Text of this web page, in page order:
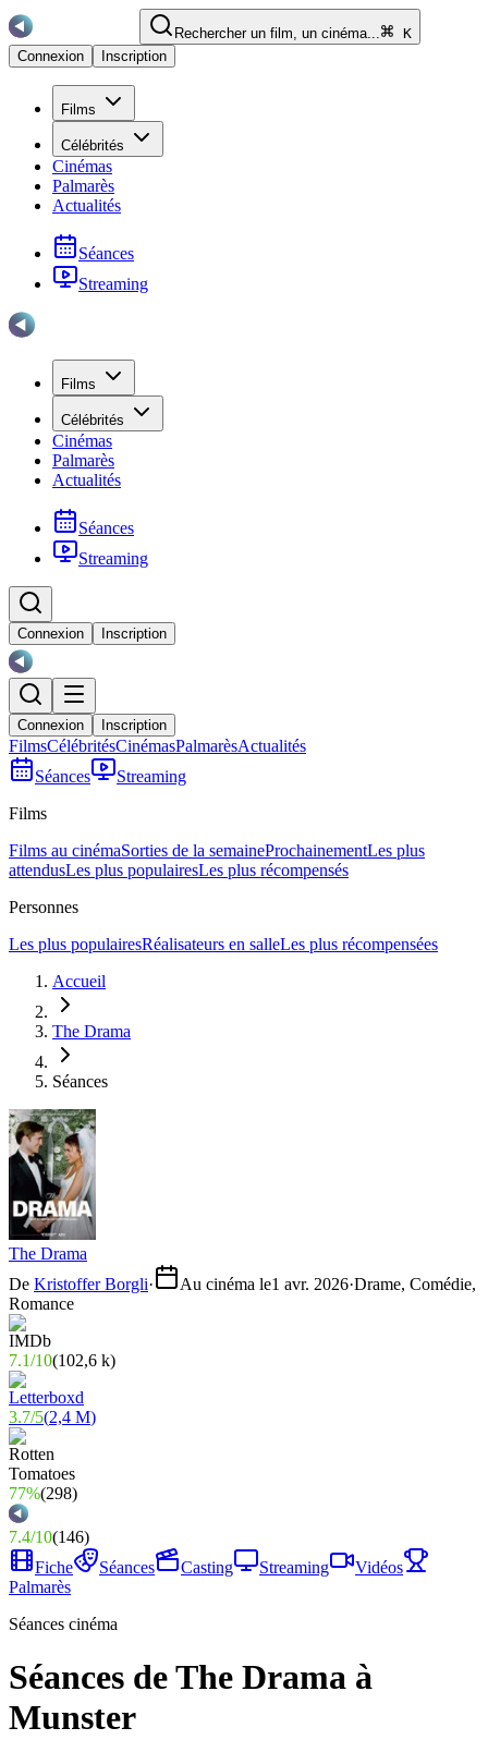
Rechercher un film, un cinéma...
K
Connexion
Inscription
Films
Célébrités
Cinémas
Palmarès
Actualités
Séances
Streaming
Films
Célébrités
Cinémas
Palmarès
Actualités
Séances
Streaming
Connexion Inscription
Connexion Inscription
FilmsCélébritésCinémasPalmarèsActualités
Séances
Streaming
Films
Films au cinémaSorties de la semaineProchainementLes plus
attendusLes plus populairesLes plus récompensés
Personnes
Les plus populairesRéalisateurs en salleLes plus récompensées
Accueil
The Drama
Séances
The Drama
De Kristoffer Borgli· Au cinéma le1 avr. 2026·Drame, Comédie,
Romance
7.1/10(102,6 k)
3.7/5(2,4 M)
77%(298)
7.4/10(146)
Fiche
Séances Casting Streaming
Vidéos
Palmarès
Séances cinéma
Séances de The Drama à
Munster